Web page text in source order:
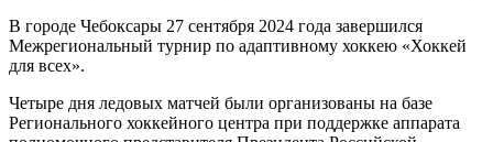
В городе Чебоксары 27 сентября 2024 года завершился
Межрегиональный турнир по адаптивному хоккею «Хоккей
для всех».
Четыре дня ледовых матчей были организованы на базе
Регионального хоккейного центра при поддержке аппарата